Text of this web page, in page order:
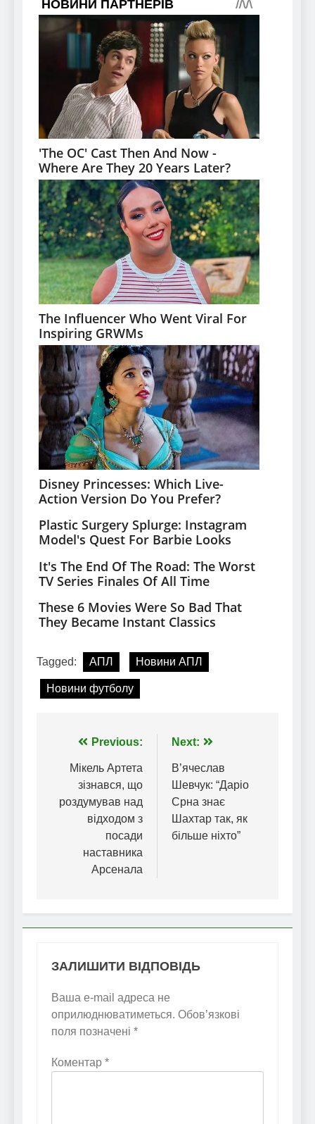
Tagged: АПЛ Новини АПЛ
Новини футболу
Навігація
записів
Previous:
Мікель Артета
зізнався, що
роздумував над
відходом з
посади
наставника
Арсенала
Next:
В’ячеслав
Шевчук: “Даріо
Срна знає
Шахтар так, як
більше ніхто”
ЗАЛИШИТИ ВІДПОВІДЬ
Ваша e-mail адреса не
оприлюднюватиметься. Обов’язкові
поля позначені *
Коментар *